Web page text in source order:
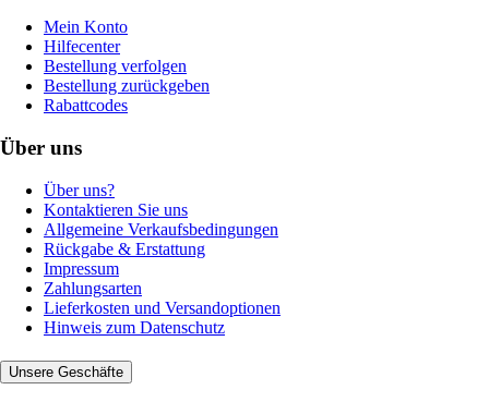
Mein Konto
Hilfecenter
Bestellung verfolgen
Bestellung zurückgeben
Rabattcodes
Über uns
Über uns?
Kontaktieren Sie uns
Allgemeine Verkaufsbedingungen
Rückgabe & Erstattung
Impressum
Zahlungsarten
Lieferkosten und Versandoptionen
Hinweis zum Datenschutz
Unsere Geschäfte